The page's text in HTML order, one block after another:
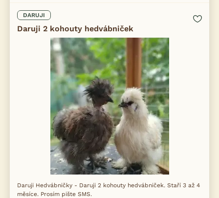
DARUJI
Daruji 2 kohouty hedvábniček
Daruji Hedvábničky - Daruji 2 kohouty hedvábniček. Staří 3 až 4
měsíce. Prosím pište SMS.